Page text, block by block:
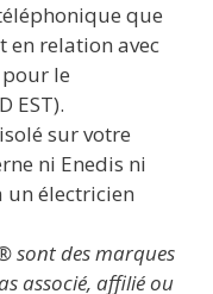
que
en relation avec
pour le
EST).
sur votre
ni Enedis ni
un électricien
sont des marques
associé, affilié ou